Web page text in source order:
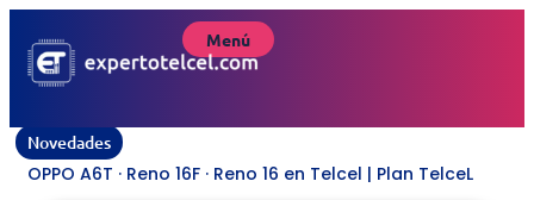
Menú
Novedades
OPPO A6T · Reno 16F · Reno 16 en Telcel | Plan TelceL